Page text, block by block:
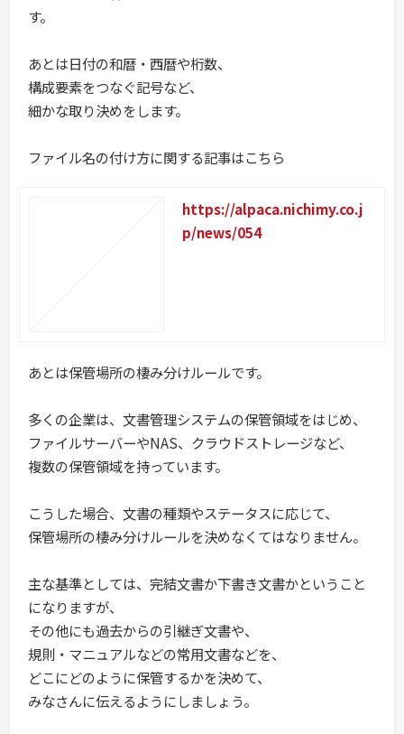
す。
あとは日付の和暦・西暦や桁数、
構成要素をつなぐ記号など、
細かな取り決めをします。
ファイル名の付け方に関する記事はこちら
https://alpaca.nichimy.co.j
p/news/054
あとは保管場所の棲み分けルールです。
多くの企業は、文書管理システムの保管領域をはじめ、
ファイルサーバーやNAS、クラウドストレージなど、
複数の保管領域を持っています。
こうした場合、文書の種類やステータスに応じて、
保管場所の棲み分けルールを決めなくてはなりません。
主な基準としては、完結文書か下書き文書かということ
になりますが、
その他にも過去からの引継ぎ文書や、
規則・マニュアルなどの常用文書などを、
どこにどのように保管するかを決めて、
みなさんに伝えるようにしましょう。